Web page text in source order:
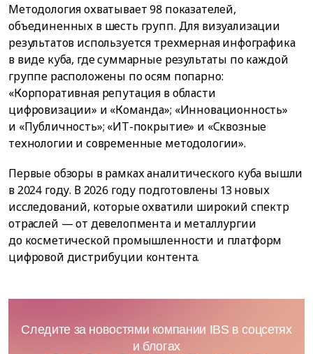
Методология охватывает 98 показателей,
объединенных в шесть групп. Для визуализации
результатов используется трехмерная инфографика
в виде куба, где суммарные результаты по каждой
группе расположены по осям попарно:
«Корпоративная репутация в области
цифровизации» и «Команда»; «Инновационность»
и «Публичность»; «ИТ-покрытие» и «Сквозные
технологии и современные методологии».
Первые обзоры в рамках аналитического куба вышли
в 2024 году. В 2026 году подготовлены 13 новых
исследований, которые охватили широкий спектр
отраслей — от девелопмента и металлургии
до косметической промышленности и платформ
цифровой дистрибуции контента.
Следите за новостями компании IBS в соцсетях
и блогах